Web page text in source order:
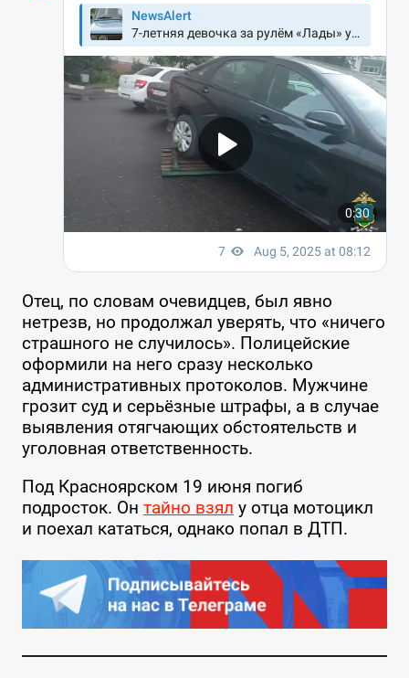
Отец, по словам очевидцев, был явно
нетрезв, но продолжал уверять, что «ничего
страшного не случилось». Полицейские
оформили на него сразу несколько
административных протоколов. Мужчине
грозит суд и серьёзные штрафы, а в случае
выявления отягчающих обстоятельств и
уголовная ответственность.
Под Красноярском 19 июня погиб
подросток. Он тайно взял у отца мотоцикл
и поехал кататься, однако попал в ДТП.